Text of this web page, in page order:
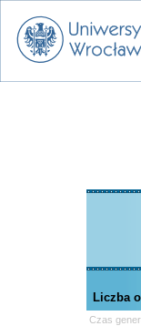
Liczba
Czas